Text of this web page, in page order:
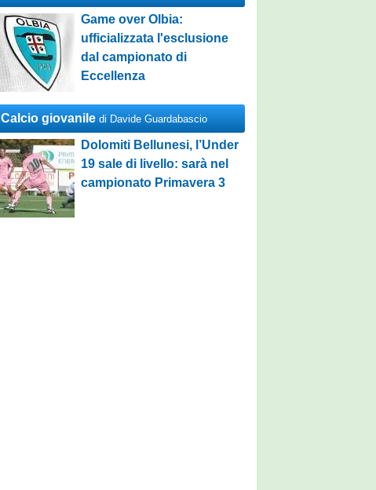
Game over Olbia:
ufficializzata l'esclusione
dal campionato di
Eccellenza
Calcio giovanile di Davide Guardabascio
Dolomiti Bellunesi, l’Under
19 sale di livello: sarà nel
campionato Primavera 3